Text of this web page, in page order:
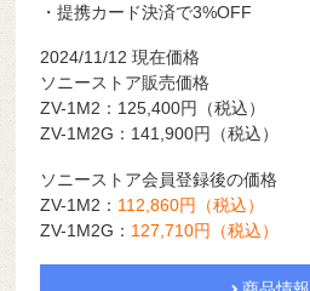
・提携カード決済で3%OFF
2024/11/12 現在価格
ソニーストア販売価格
ZV-1M2：125,400円（税込）
ZV-1M2G：141,900円（税込）
ソニーストア会員登録後の価格
ZV-1M2： 112,860円（税込）
ZV-1M2G： 127,710円（税込）